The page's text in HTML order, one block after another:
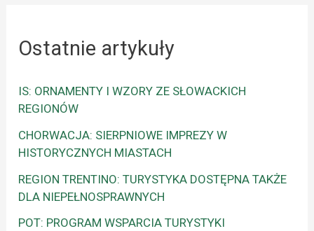
Ostatnie artykuły
IS: ORNAMENTY I WZORY ZE SŁOWACKICH
REGIONÓW
CHORWACJA: SIERPNIOWE IMPREZY W
HISTORYCZNYCH MIASTACH
REGION TRENTINO: TURYSTYKA DOSTĘPNA TAKŻE
DLA NIEPEŁNOSPRAWNYCH
POT: PROGRAM WSPARCIA TURYSTYKI